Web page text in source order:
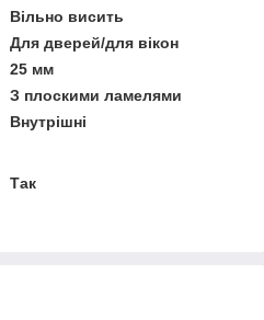
Вільно висить
Для дверей/для вікон
25 мм
З плоскими ламелями
Внутрішні
Так